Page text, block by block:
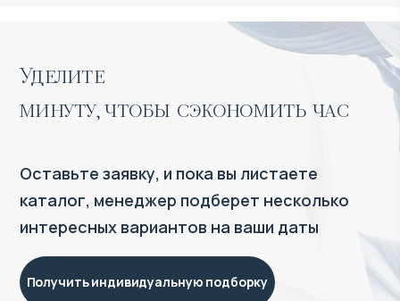
Уделите
минуту, чтобы сэкономить час
Оставьте заявку, и пока вы листаете
каталог, менеджер подберет несколько
интересных вариантов на ваши даты
Получить индивидуальную подборку